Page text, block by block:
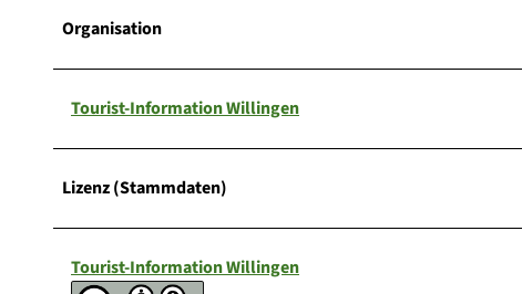
Organisation
Tourist-Information Willingen
Lizenz (Stammdaten)
Tourist-Information Willingen